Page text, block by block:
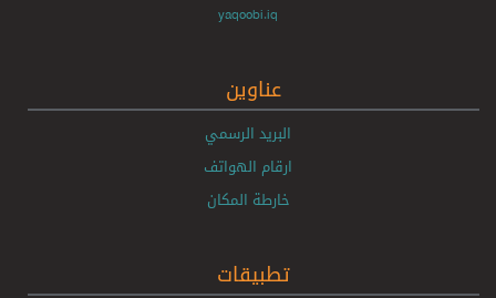
yaqoobi.iq
عناوين
البريد الرسمي
ارقام الهواتف
خارطة المكان
تطبيقات